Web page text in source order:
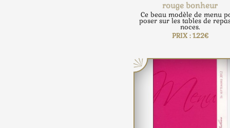
rouge bonheur
Ce beau modèle de menu
poser sur les tables de
noces.
PRIX : 1.22€